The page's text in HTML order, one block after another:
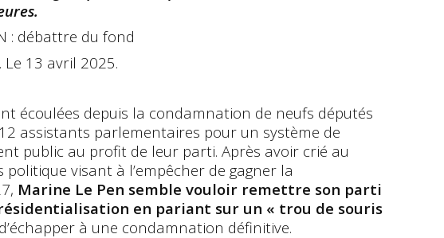
: débattre du fond
. Le 13 avril 2025.
écoulées depuis la condamnation de neufs députés
assistants parlementaires pour un système de
public au profit de leur parti. Après avoir crié au
visant à l’empêcher de gagner la
Marine Le Pen semble vouloir remettre son parti
en pariant sur un « trou de souris
à une condamnation définitive.